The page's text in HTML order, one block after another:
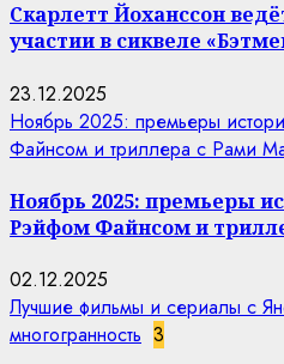
Скарлетт Йоханссон
участии в сиквеле
23.12.2025
Ноябрь 2025: премьеры
Файнсом и триллера с Рами
Ноябрь 2025: премьеры
Рэйфом Файнсом и
02.12.2025
Лучшие фильмы и сериалы с
многогранность 3